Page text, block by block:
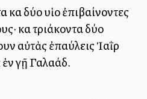
δύο υἱοὶ ἐπιβαίνοντες
καὶ τριάκοντα δύο
αὐτὰς ἐπαύλεις Ἰαῒρ
γῇ Γαλαάδ.